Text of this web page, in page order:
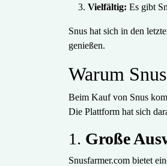
Vielfältig: Es gibt
Snus hat sich in den
genießen.
Warum
Beim Kauf von Snus
Die Plattform hat sich
1. Große
Snusfarmer.com bietet